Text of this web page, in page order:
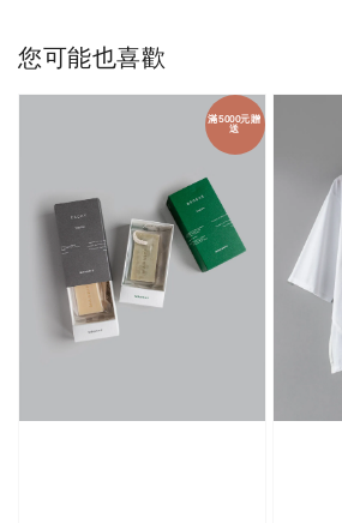
您可能也喜歡
滿5000元贈
送